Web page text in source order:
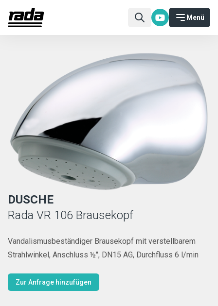
Menü
DUSCHE
Rada VR 106 Brausekopf
Vandalismusbeständiger Brausekopf mit verstellbarem
Strahlwinkel, Anschluss ½", DN15 AG, Durchfluss 6 l/min
Zur Anfrage hinzufügen